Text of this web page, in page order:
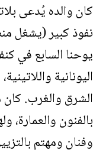
كان والده يُدعى
نفوذ كبير (يشغل
يوحنا السابع في
اليونانية
الشرق والغرب. كان
بالفنون والعمارة،
وفنان ومهتم